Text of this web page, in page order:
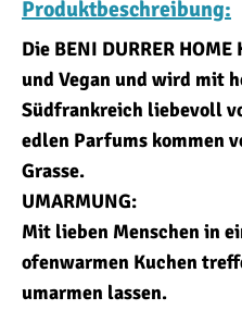
Produktbeschreibung:
Die BENI DURRER
und Vegan und wird mit
Südfrankreich liebevoll
edlen Parfums kommen
Grasse.
UMARMUNG:
Mit lieben Menschen in
ofenwarmen Kuchen
umarmen lassen.